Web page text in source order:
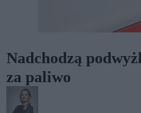
Nadchodzą
za paliwo